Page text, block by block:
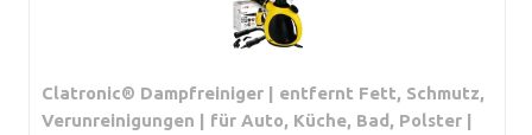
Clatronic® Dampfreiniger | entfernt Fett, Schmutz,
Verunreinigungen | für Auto, Küche, Bad, Polster |